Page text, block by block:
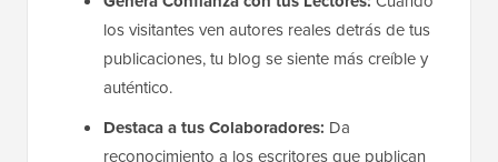
los visitantes ven autores reales detrás de tus
publicaciones, tu blog se siente más creíble y
auténtico.
Destaca a tus Colaboradores: Da
reconocimiento a los escritores que publican